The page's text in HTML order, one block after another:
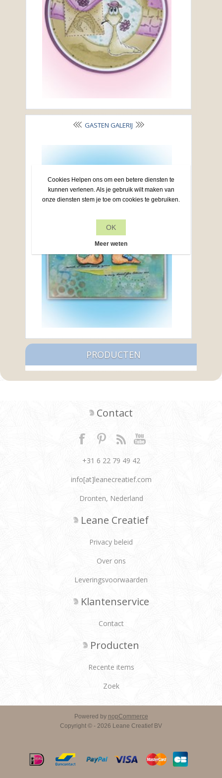
GASTEN GALERIJ
PRODUCTEN
Contact
+31 6 22 79 49 42
info[at]leanecreatief.com
Dronten, Nederland
Leane Creatief
Privacy beleid
Over ons
Leveringsvoorwaarden
Klantenservice
Contact
Producten
Recente items
Zoek
Powered by nopCommerce
Copyright © - 2026 Leane Creatief BV
Cookies Helpen ons om een betere diensten te
kunnen verlenen. Als je gebruik wilt maken van
onze diensten stem je toe om cookies te gebruiken.
OK
Meer weten